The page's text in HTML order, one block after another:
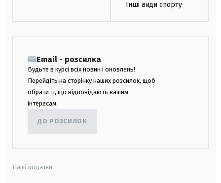
Інші види спорту
Email - розсилка
Будьте в курсі всіх новин і оновлень!
Перейдіть на сторінку наших розсилок, щоб
обрати ті, що відповідають вашим
інтересам.
ДО РОЗСИЛОК
Наші додатки: